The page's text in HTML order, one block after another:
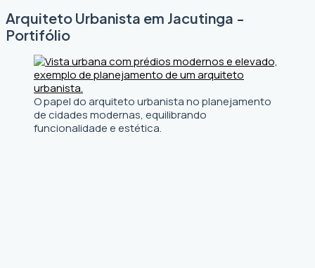
Arquiteto Urbanista em Jacutinga -
Portifólio
O papel do arquiteto urbanista no planejamento
de cidades modernas, equilibrando
funcionalidade e estética.